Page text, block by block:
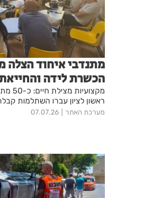
מתנדבי איחוד הצלה
הכשרת לידה והחייאת
ראשון לציון עברו השתלמות
מערכת האתר 07.07.26